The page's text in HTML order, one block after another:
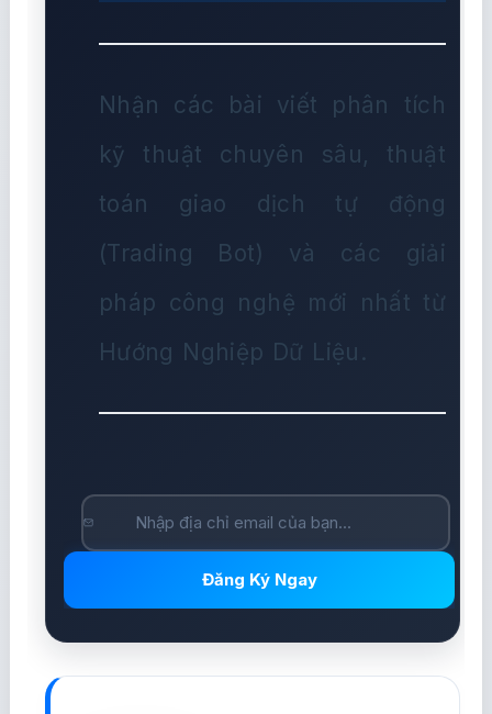
Nhận các bài viết phân tích
kỹ thuật chuyên sâu, thuật
toán giao dịch tự động
(Trading Bot) và các giải
pháp công nghệ mới nhất từ
Hướng Nghiệp Dữ Liệu.
Đăng Ký Ngay